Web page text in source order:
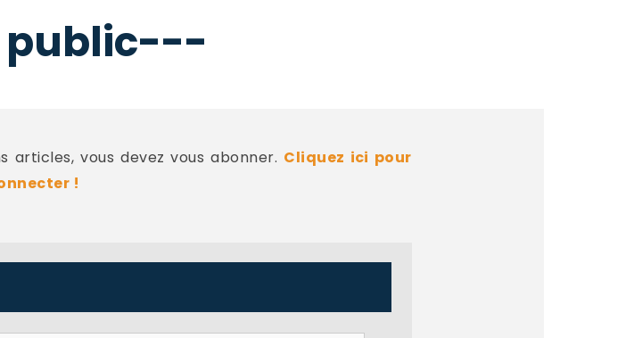
public---
vous devez vous abonner. Cliquez ici pour
!